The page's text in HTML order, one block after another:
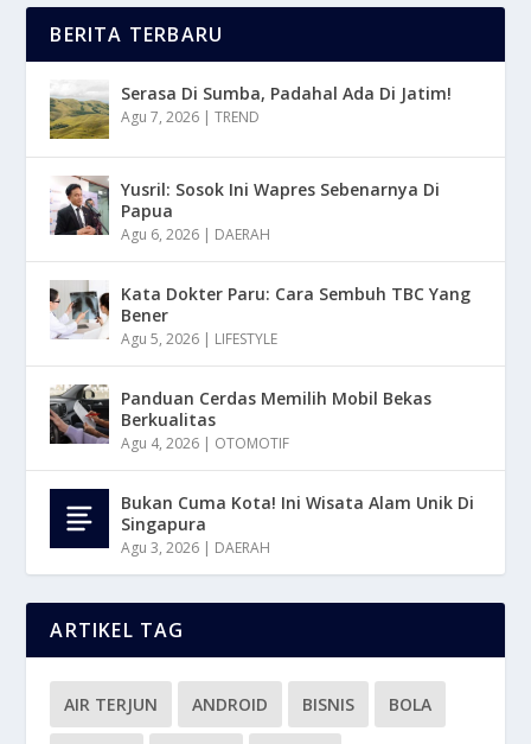
BERITA TERBARU
Serasa Di Sumba, Padahal Ada Di Jatim!
Agu 7, 2026 |TREND
Yusril: Sosok Ini Wapres Sebenarnya Di
Papua
Agu 6, 2026 | DAERAH
Kata Dokter Paru: Cara Sembuh TBC Yang
Bener
Agu 5, 2026 | LIFESTYLE
Panduan Cerdas Memilih Mobil Bekas
Berkualitas
Agu 4, 2026 | OTOMOTIF
Bukan Cuma Kota! Ini Wisata Alam Unik Di
Singapura
Agu 3, 2026 | DAERAH
ARTIKEL TAG
AIR TERJUN ANDROID BISNIS BOLA